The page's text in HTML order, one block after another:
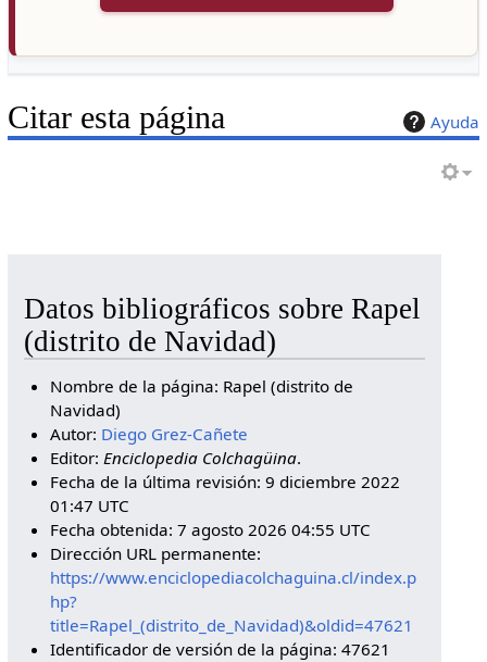
Ayuda
Citar esta página
Datos bibliográficos sobre Rapel
(distrito de Navidad)
Nombre de la página: Rapel (distrito de
Navidad)
Autor: Diego Grez-Cañete
Editor:Enciclopedia Colchagüina.
Fecha de la última revisión: 9 diciembre 2022
01:47 UTC
Fecha obtenida: 7 agosto 2026 04:55 UTC
Dirección URL permanente:
https://www.enciclopediacolchaguina.cl/index.p
hp?
title=Rapel_(distrito_de_Navidad)&oldid=47621
Identificador de versión de la página: 47621